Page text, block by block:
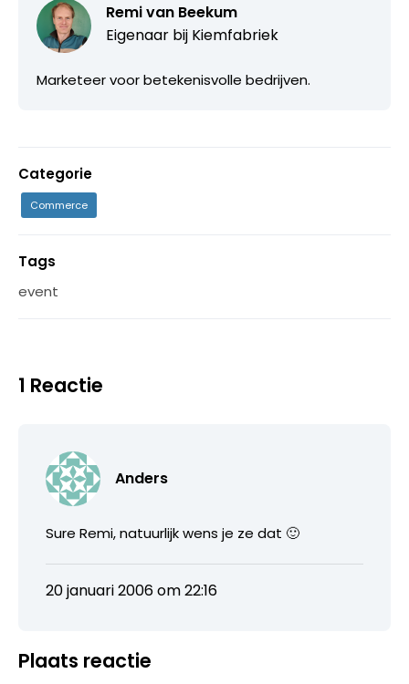
Remi van Beekum
Eigenaar bij Kiemfabriek
Marketeer voor betekenisvolle bedrijven.
Categorie
Commerce
Tags
event
1 Reactie
Anders
Sure Remi, natuurlijk wens je ze dat 🙂
20 januari 2006 om 22:16
Plaats reactie